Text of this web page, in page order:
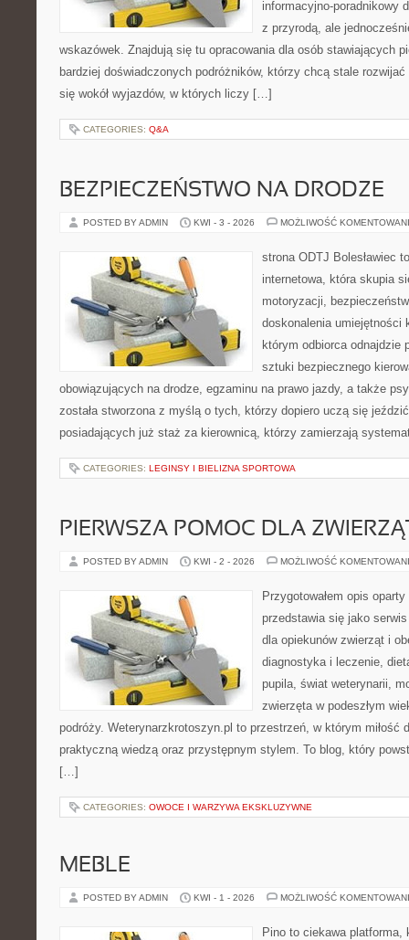
informacyjno-poradnikowy
z przyrodą, ale
wskazówek. Znajdują się tu opracowania dla osób stawiających
bardziej doświadczonych podróżników, którzy chcą stale
się wokół wyjazdów, w których liczy […]
CATEGORIES: Q&A
BEZPIECZEŃSTWO NA DRODZE
POSTED BY ADMIN KWI - 3 - 2026 MOŻLIWOŚĆ
strona ODTJ Bolesławiec
internetowa, która skupia
motoryzacji,
doskonalenia umiejętności
którym odbiorca odnajdzie
sztuki bezpiecznego
obowiązujących na drodze, egzaminu na prawo jazdy, a także
została stworzona z myślą o tych, którzy dopiero uczą się
posiadających już staż za kierownicą, którzy zamierzają
CATEGORIES: LEGINSY I BIELIZNA SPORTOWA
PIERWSZA POMOC DLA
POSTED BY ADMIN KWI - 2 - 2026 MOŻLIWOŚĆ
Przygotowałem opis
przedstawia się jako
dla opiekunów zwierząt i
diagnostyka i leczenie,
pupila, świat weterynarii,
zwierzęta w podeszłym
podróży. Weterynarzkrotoszyn.pl to przestrzeń, w którym miłość
praktyczną wiedzą oraz przystępnym stylem. To blog, który
[…]
CATEGORIES: OWOCE I WARZYWA EKSKLUZYWNE
MEBLE
POSTED BY ADMIN KWI - 1 - 2026 MOŻLIWOŚĆ
Pino to ciekawa platforma,